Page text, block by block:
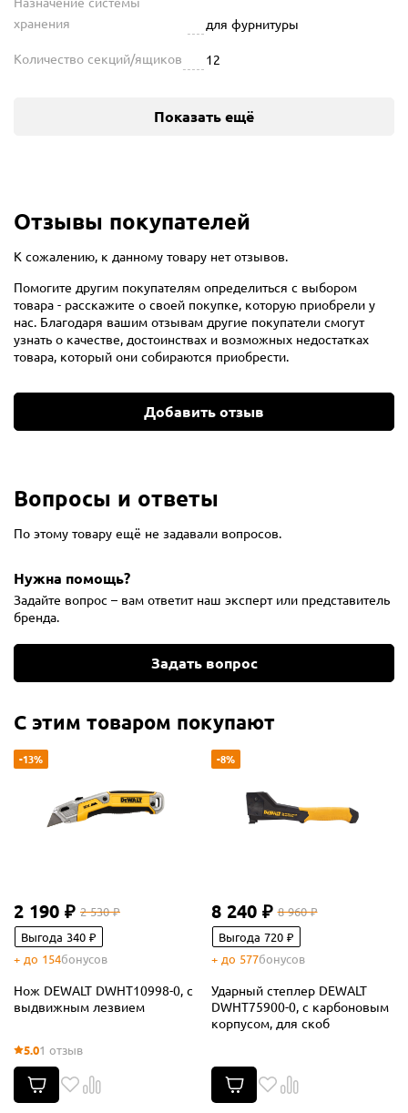
хранения
для фурнитуры
Количество секций/ящиков 12
Показать ещё
Отзывы покупателей
К сожалению, к данному товару нет отзывов.
Помогите другим покупателям определиться с выбором
товара - расскажите о своей покупке, которую приобрели у
нас. Благодаря вашим отзывам другие покупатели смогут
узнать о качестве, достоинствах и возможных недостатках
товара, который они собираются приобрести.
Добавить отзыв
Вопросы и ответы
По этому товару ещё не задавали вопросов.
Нужна помощь?
Задайте вопрос – вам ответит наш эксперт или представитель
бренда.
Задать вопрос
С этим товаром покупают
-13%
2 190 ₽ 2 530 ₽
Выгода 340 ₽
+ до 154бонусов
Нож DEWALT DWHT10998-0, с
выдвижным лезвием
5.01 отзыв
-8%
8 240 ₽ 8 960 ₽
Выгода 720 ₽
+ до 577бонусов
Ударный степлер DEWALT
DWHT75900-0, с карбоновым
корпусом, для скоб